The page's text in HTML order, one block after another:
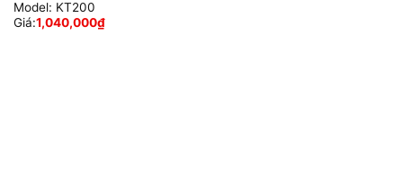
Model: KT200
Giá:1,040,000₫